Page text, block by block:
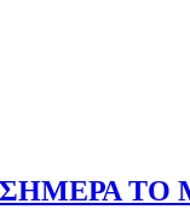
ΣΗΜΕΡΑ